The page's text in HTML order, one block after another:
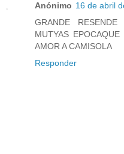
Anónimo 16 de abril
GRANDE
MUTYAS
AMOR A CAMISOLA
Responder